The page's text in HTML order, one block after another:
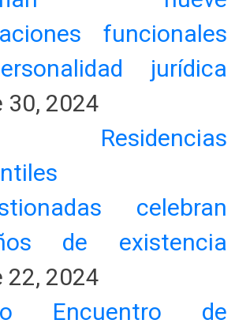
funcionales
jurídica
30, 2024
celebran
de existencia
22, 2024
Encuentro de